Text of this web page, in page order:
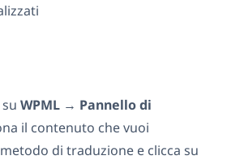
WPML → Pannello di
il contenuto che vuoi
di traduzione e clicca su